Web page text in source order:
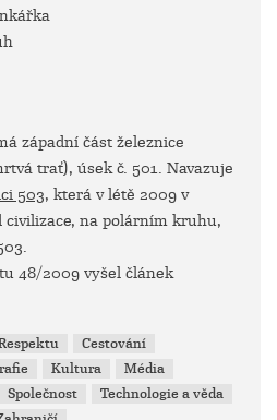
západní část železnice
trať), úsek č. 501. Navazuje
503, která v létě 2009 v
civilizace, na polárním kruhu,
48/2009 vyšel článek
Cestování
Kultura
Média
Společnost
Technologie a věda